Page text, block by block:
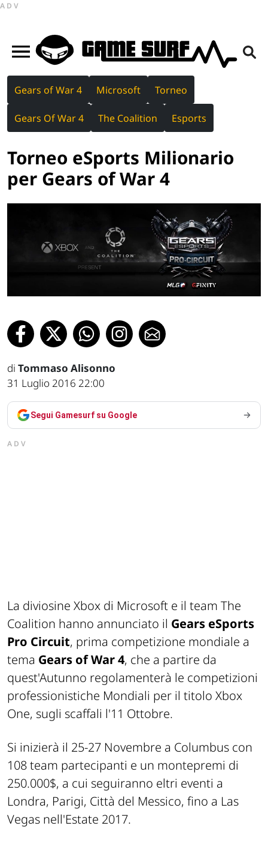
ADV
Gears of War 4 Microsoft Torneo
Gears Of War 4 The Coalition Esports
Torneo eSports Milionario
per Gears of War 4
di Tommaso Alisonno
31 Luglio 2016 22:00
Segui Gamesurf su Google
ADV
La diviosine Xbox di Microsoft e il team The
Coalition hanno annunciato il Gears eSports
Pro Circuit, prima competizione mondiale a
tema Gears of War 4, che a partire da
quest'Autunno regolamenterà le competizioni
professionistiche Mondiali per il titolo Xbox
One, sugli scaffali l'11 Ottobre.
Si inizierà il 25-27 Novembre a Columbus con
108 team partecipanti e un montepremi di
250.000$, a cui seguiranno eltri eventi a
Londra, Parigi, Città del Messico, fino a Las
Vegas nell'Estate 2017.